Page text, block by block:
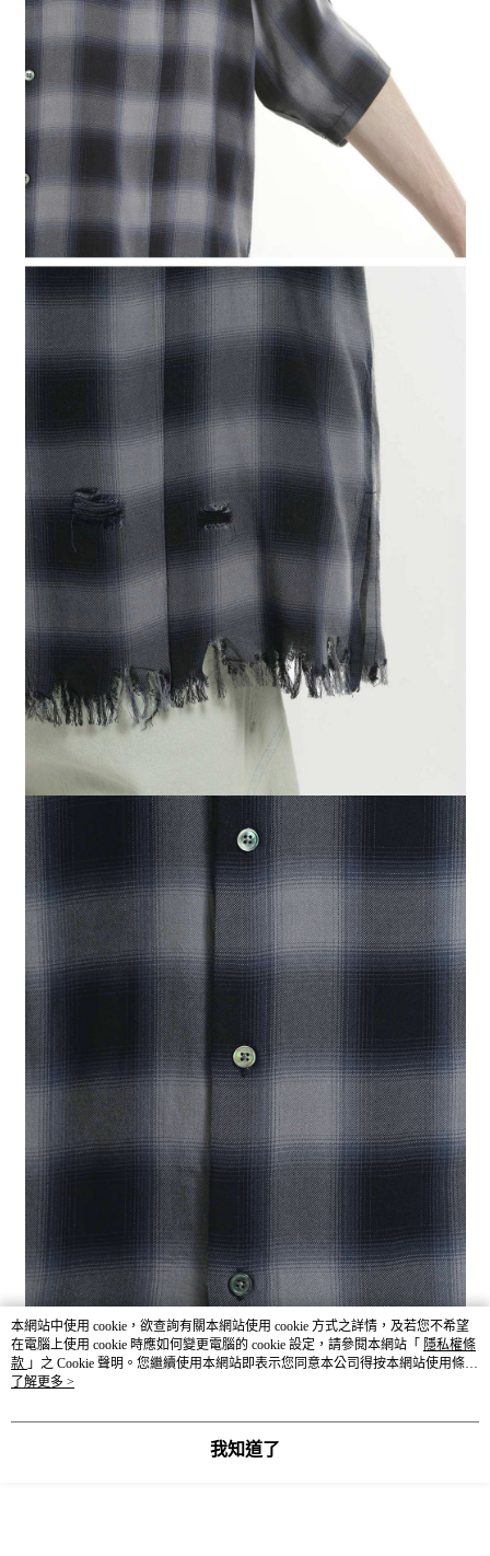
本網站中使用 cookie，欲查詢有關本網站使用 cookie 方式之詳情，及若您不希望
在電腦上使用 cookie 時應如何變更電腦的 cookie 設定，請參閱本網站「 隱私權條
款 」之 Cookie 聲明。您繼續使用本網站即表示您同意本公司得按本網站使用條款
之 Cookie 聲明使用 cookie。
了解更多 >
我知道了